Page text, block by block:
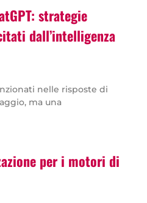
strategie
dall’intelligenza
nelle risposte di
ma una
per i motori di